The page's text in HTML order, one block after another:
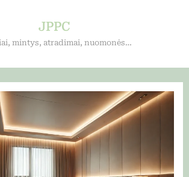
JPPC
mintys, atradimai, nuomonės…